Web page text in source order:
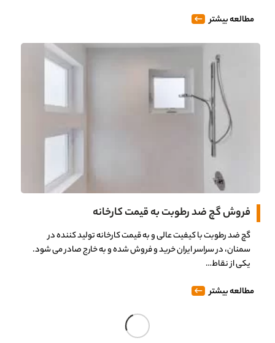
مطالعه بیشتر
فروش گچ ضد رطوبت به قیمت کارخانه
گچ ضد رطوبت با کیفیت عالی و به قیمت کارخانه تولید کننده در
سمنان، در سراسر ایران خرید و فروش شده و به خارج صادر می شود.
یکی از نقاط…
مطالعه بیشتر